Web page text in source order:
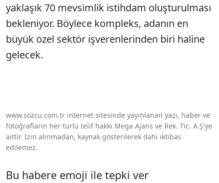
yaklaşık 70 mevsimlik istihdam oluşturulması
bekleniyor. Böylece kompleks, adanın en
büyük özel sektör işverenlerinden biri haline
gelecek.
www.sozcu.com.tr internet sitesinde yayınlanan yazı, haber ve
fotoğrafların her türlü telif hakkı Mega Ajans ve Rek. Tic. A.Ş'ye
aittir. İzin alınmadan, kaynak gösterilerek dahi iktibas
edilemez.
Bu habere emoji ile tepki ver